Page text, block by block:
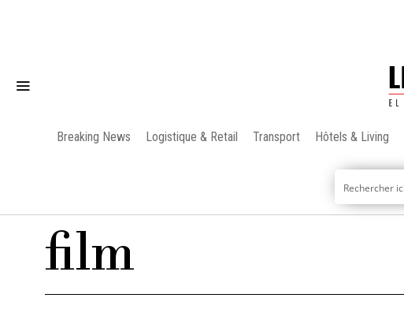
Breaking News Logistique & Retail Transport Hôtels & Living
film